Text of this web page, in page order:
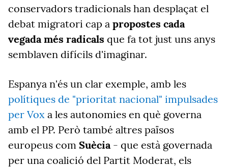
conservadors tradicionals han desplaçat el
debat migratori cap a propostes cada
vegada més radicals que fa tot just uns anys
semblaven difícils d'imaginar.
Espanya n'és un clar exemple, amb les
polítiques de "prioritat nacional" impulsades
per Vox a les autonomies en què governa
amb el PP. Però també altres països
europeus com Suècia- que està governada
per una coalició del Partit Moderat, els